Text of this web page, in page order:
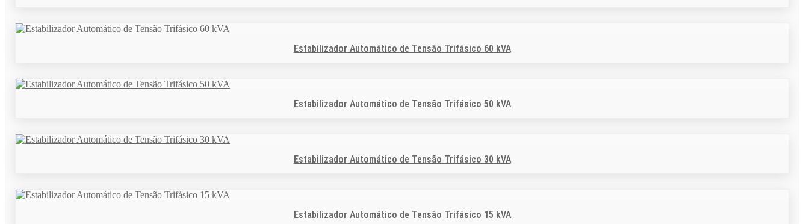
Estabilizador Automático de Tensão Trifásico 60 kVA
Estabilizador Automático de Tensão Trifásico 50 kVA
Estabilizador Automático de Tensão Trifásico 30 kVA
Estabilizador Automático de Tensão Trifásico 15 kVA